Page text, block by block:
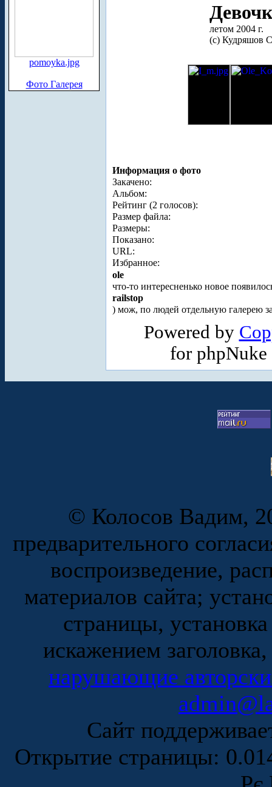
pomoyka.jpg
Фото Галерея
летом 2004 г.
(с) Кудряшов
Информация о фото
Закачено:
Альбом:
Рейтинг (2 голосов):
Размер файла:
Размеры:
Показано:
URL:
Избранное:
ole
что-то интересненько новое
railstop
) мож, по людей отдельную галерею
Powered by
for
© Колосов Вадим,
предварительного
воспроизведение,
материалов сайта;
страницы,
искажением
нарушающие
Сайт
Открытие страницы: